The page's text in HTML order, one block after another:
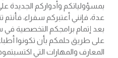
بمسؤولياتكم وأدواركم الجديدة
عدة، فإنني أعتبركم سفراء،
بعد إتمام برامجكم التخصصية
على طريق حلمكم بأن تكونوا
المعارف والمهارات التي